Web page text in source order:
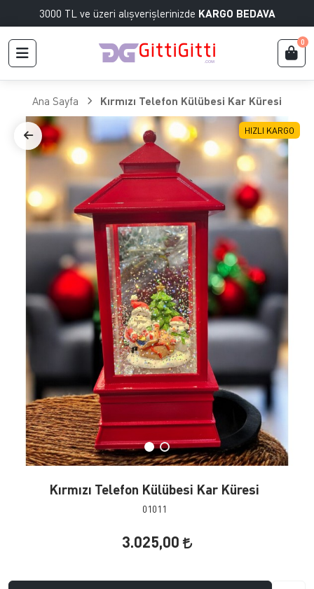
3000 TL ve üzeri alışverişlerinizde KARGO BEDAVA
0
Ana Sayfa Kırmızı Telefon Külübesi Kar Küresi
HIZLI KARGO
Kırmızı Telefon Külübesi Kar Küresi
01011
3.025,00